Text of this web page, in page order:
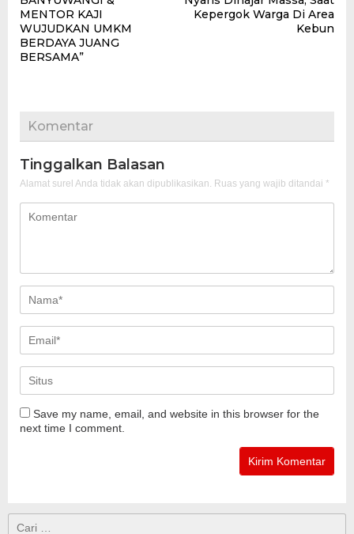
MENTOR KAJI
WUJUDKAN UMKM
BERDAYA JUANG
BERSAMA”
Kepergok Warga Di Area
Kebun
Komentar
Tinggalkan Balasan
Alamat surel Anda tidak akan dipublikasikan. Ruas yang wajib ditandai *
Save my name, email, and website in this browser for the
next time I comment.